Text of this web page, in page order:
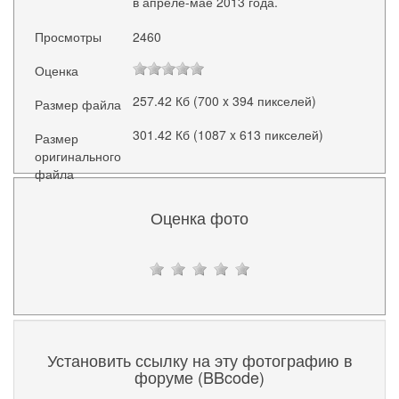
Просмотры
2460
Оценка
Размер файла
257.42 Кб (700 x 394 пикселей)
Размер
оригинального
файла
301.42 Кб (1087 x 613 пикселей)
Оценка фото
Установить ссылку на эту фотографию в
форуме (BBcode)